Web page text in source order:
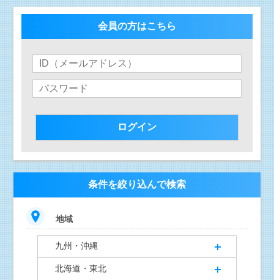
会員の方はこちら
条件を絞り込んで検索
地域
九州・沖縄
北海道・東北